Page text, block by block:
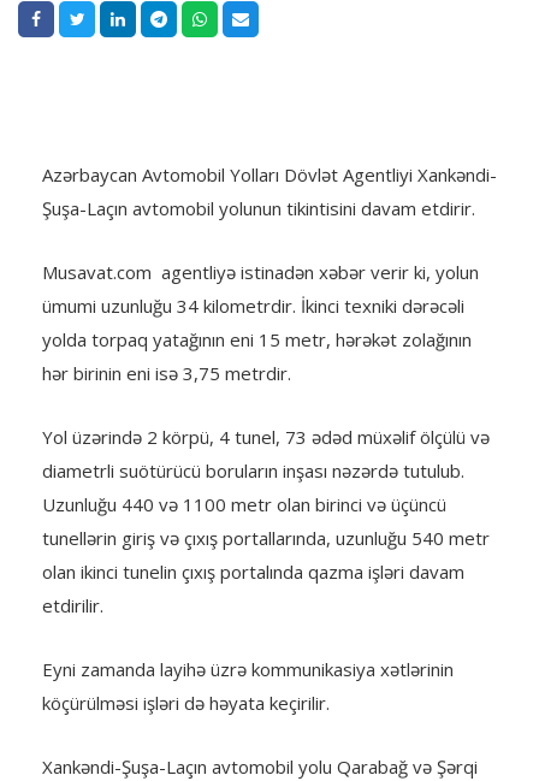
Azərbaycan Avtomobil Yolları Dövlət Agentliyi Xankəndi-
Şuşa-Laçın avtomobil yolunun tikintisini davam etdirir.
Musavat.com agentliyə istinadən xəbər verir ki, yolun
ümumi uzunluğu 34 kilometrdir. İkinci texniki dərəcəli
yolda torpaq yatağının eni 15 metr, hərəkət zolağının
hər birinin eni isə 3,75 metrdir.
Yol üzərində 2 körpü, 4 tunel, 73 ədəd müxəlif ölçülü və
diametrli suötürücü boruların inşası nəzərdə tutulub.
Uzunluğu 440 və 1100 metr olan birinci və üçüncü
tunellərin giriş və çıxış portallarında, uzunluğu 540 metr
olan ikinci tunelin çıxış portalında qazma işləri davam
etdirilir.
Eyni zamanda layihə üzrə kommunikasiya xətlərinin
köçürülməsi işləri də həyata keçirilir.
Xankəndi-Şuşa-Laçın avtomobil yolu Qarabağ və Şərqi